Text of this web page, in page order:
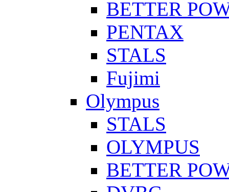
BETTER
PENTAX
STALS
Fujimi
Olympus
STALS
OLYMPUS
BETTER